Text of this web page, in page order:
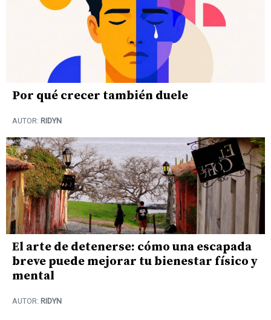
Por qué crecer también duele
AUTOR: RIDYN
El arte de detenerse: cómo una escapada
breve puede mejorar tu bienestar físico y
mental
AUTOR: RIDYN